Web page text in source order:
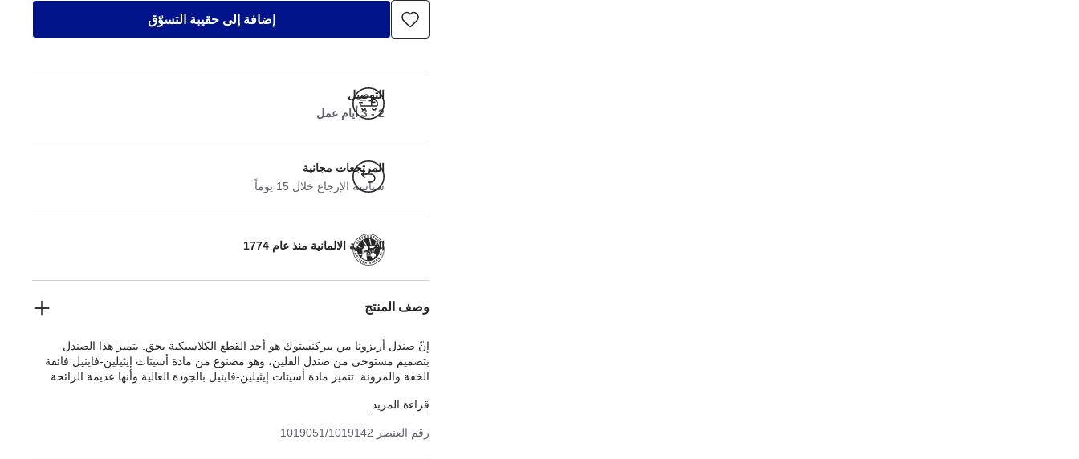
إضافة إلى حقيبة التسوّق
التوصيل
2 - 3 أيام عمل
المرتجعات مجانية
سياسة الإرجاع خلال 15 يوماً
الحرفية الالمانية منذ عام 1774
وصف المنتج
إنّ صندل أريزونا من بيركنستوك هو أحد القطع الكلاسيكية بحق. يتميز هذا الصندل
بتصميم مستوحى من صندل الفلين، وهو مصنوع من مادة أسيتات إيثيلين-فاينيل فائقة
الخفة والمرونة. تتميز مادة أسيتات إيثيلين-فاينيل بالجودة العالية وأنها عديمة الرائحة
الإيجابية. إنه مقاوم للماء وخفيف الوزن للغاية وقابل للغسل وبالتالي يسهل العناية به
قراءة المزيد
رقم العنصر 1019051/1019142